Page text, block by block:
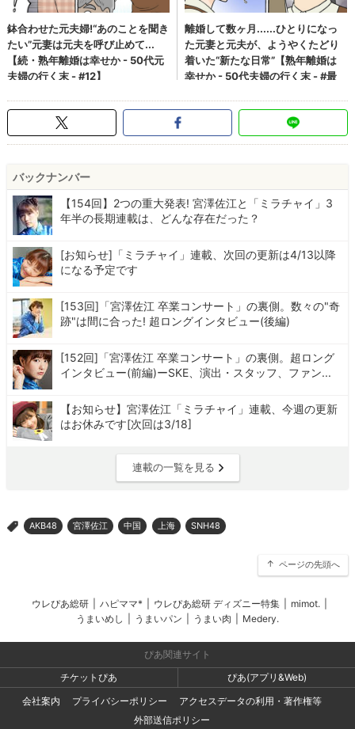
バックナンバー
【154回】2つの重大発表! 宮澤佐江と「ミラチャイ」3
年半の長期連載は、どんな存在だった？
[お知らせ]「ミラチャイ」連載、次回の更新は4/13以降
になる予定です
[153回]「宮澤佐江 卒業コンサート」の裏側。数々の"奇
跡"は間に合った! 超ロングインタビュー(後編)
[152回]「宮澤佐江 卒業コンサート」の裏側。超ロング
インタビュー(前編)ーSKE、演出・スタッフ、ファン...
【お知らせ】宮澤佐江「ミラチャイ」連載、今週の更新
はお休みです[次回は3/18]
連載の一覧を見る
> AKB48 宮澤佐江 中国 上海 SNH48
ページの先頭へ
ウレぴあ総研 ハピママ* ウレぴあ総研 ディズニー特集 mimot.
うまいめし
うまいパン うまい肉 Medery.
ぴあ関連サイト
チケットぴあ
ぴあ(アプリ&Web)
会社案内
プライバシーポリシー
アクセスデータの利用・著作権等
外部送信ポリシー